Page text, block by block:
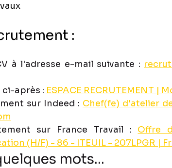
:
à l'adresse e-mail suivante :
ci-après : ESPACE RECRUTEMENT |
sur Indeed : Chef(fe) d'atelier
sur France Travail : Offre
(H/F) - 86 - ITEUIL - 207LPGR |
mots...